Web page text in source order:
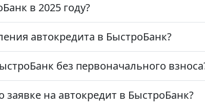
в 2025 году?
автокредита в БыстроБанк?
без первоначального
на автокредит в БыстроБанк?